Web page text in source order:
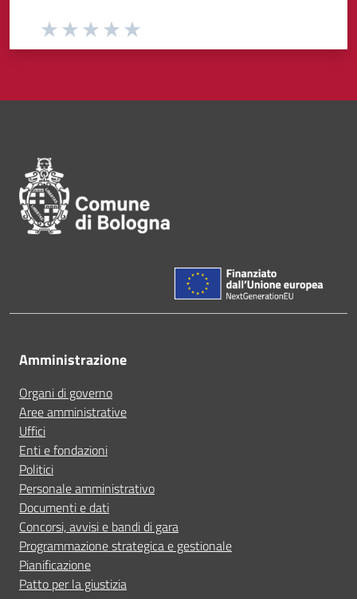
Valuta da 1 a 5 stelle la paginaValuta 4 stelle su 5
Valuta 3 stelle su 5
Valuta 2 stelle su 5
Valuta 1 stelle su 5
Amministrazione
Organi di governo
Aree amministrative
Uffici
Enti e fondazioni
Politici
Personale amministrativo
Documenti e dati
Concorsi, avvisi e bandi di gara
Programmazione strategica e gestionale
Pianificazione
Patto per la giustizia